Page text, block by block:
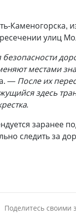
Каменогорска,
улиц
местами
— После их
здесь
заранее
следить за
Поделитесь своими